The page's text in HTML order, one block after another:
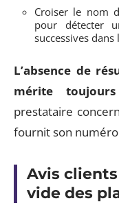
Croiser le nom
pour détecter
successives
L’absence de
mérite
prestataire
fournit son numéro
Avis
vide des